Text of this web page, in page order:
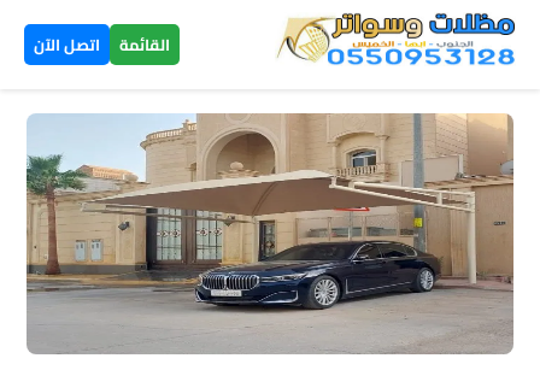
القائمة اتصل الآن ×
الرئيسية
مظلات
سيارات
الخميس
▼
مظلات